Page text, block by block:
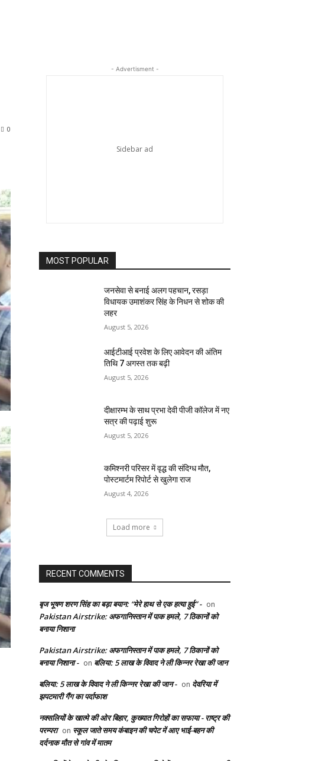
0
- Advertisment -
MOST POPULAR
जनसेवा से बनाई अलग पहचान, रसड़ा
विधायक उमाशंकर सिंह के निधन से शोक की
लहर
August 5, 2026
आईटीआई प्रवेश के लिए आवेदन की अंतिम
तिथि 7 अगस्त तक बढ़ी
August 5, 2026
दीक्षारम्भ के साथ प्रभा देवी पीजी कॉलेज में नए
सत्र की पढ़ाई शुरू
August 5, 2026
कमिश्नरी परिसर में वृद्ध की संदिग्ध मौत,
पोस्टमार्टम रिपोर्ट से खुलेगा राज
August 4, 2026
Load more
RECENT COMMENTS
बृज भूषण शरण सिंह का बड़ा बयान: “मेरे हाथ से एक हत्या हुई” - on
Pakistan Airstrike: अफगानिस्तान में पाक हमले, 7 ठिकानों को
बनाया निशाना
Pakistan Airstrike: अफगानिस्तान में पाक हमले, 7 ठिकानों को
बनाया निशाना - on बलिया: 5 लाख के विवाद ने ली किन्नर रेखा की जान
बलिया: 5 लाख के विवाद ने ली किन्नर रेखा की जान - on देवरिया में
झपटमारी गैंग का पर्दाफाश
नक्सलियों के खात्मे की ओर बिहार, कुख्यात गिरोहों का सफाया - राष्ट्र की
परम्परा on स्कूल जाते समय कंबाइन की चपेट में आए भाई-बहन की
दर्दनाक मौत से गांव में मातम